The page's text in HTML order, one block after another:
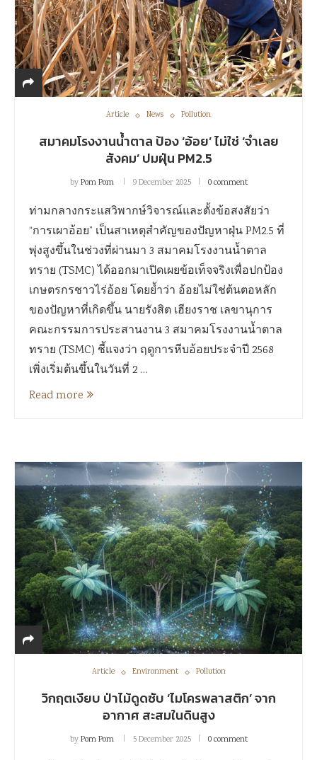
Article News Pollution
สมาคมโรงงานน้ำตาล ป้อง ‘อ้อย’ ไม่ใช่ ‘จำเลย
สังคม’ ปมฝุ่น PM2.5
byPom Pom 9 December 2025 0 comment
ท่ามกลางกระแสวิพากษ์วิจารณ์และตั้งข้อสงสัยว่า
“การเผาอ้อย” เป็นสาเหตุสำคัญของปัญหาฝุ่น PM2.5 ที่
พุ่งสูงขึ้นในช่วงที่ผ่านมา 3 สมาคมโรงงานน้ำตาล
ทราย (TSMC) ได้ออกมาเปิดเผยข้อเท็จจริงเพื่อปกป้อง
เกษตรกรชาวไร่อ้อย โดยย้ำว่า อ้อยไม่ใช่ต้นตอหลัก
ของปัญหาที่เกิดขึ้น นายรังสิต เฮียงราช เลขานุการ
คณะกรรมการประสานงาน 3 สมาคมโรงงานน้ำตาล
ทราย (TSMC) ชี้แจงว่า ฤดูการหีบอ้อยประจำปี 2568
เพิ่งเริ่มต้นขึ้นในวันที่ 2 …
Read more
Article Environment Pollution
วิกฤตเงียบ ป่าไม้ดูดซับ ‘ไมโครพลาสติก’ จาก
อากาศ สะสมในดินสูง
byPom Pom 5 December 2025 0 comment